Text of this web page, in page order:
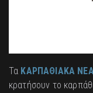
Τα ΚΑΡΠΑΘΙΑΚΑ
κρατήσουν το